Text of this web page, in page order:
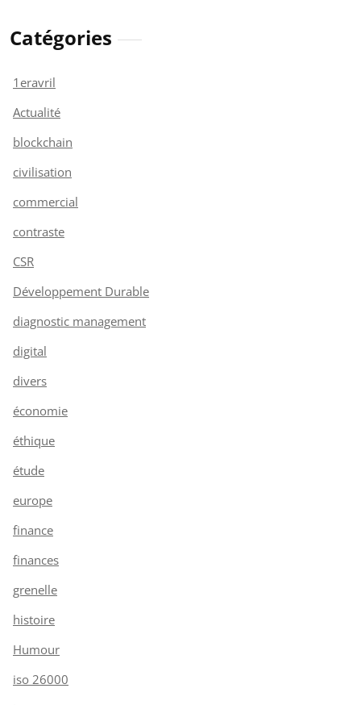
Catégories
1eravril
Actualité
blockchain
civilisation
commercial
contraste
CSR
Développement Durable
diagnostic management
digital
divers
économie
éthique
étude
europe
finance
finances
grenelle
histoire
Humour
iso 26000